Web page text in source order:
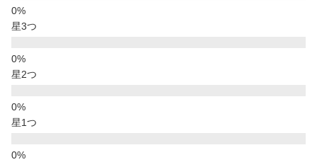
星3つ
星2つ
星1つ